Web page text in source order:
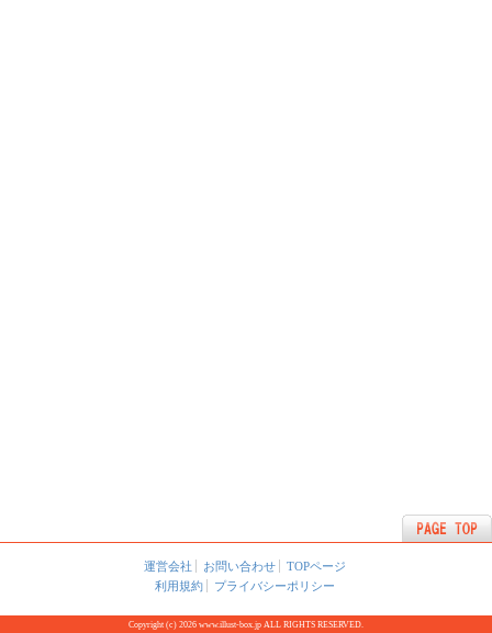
運営会社 お問い合わせ
TOPページ
利用規約
プライバシーポリシー
Copyright (c) 2026 www.illust-box.jp ALL RIGHTS RESERVED.